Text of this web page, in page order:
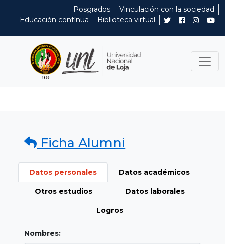
Posgrados
Vinculación con la sociedad
Educación contínua
Biblioteca virtual
Ficha Alumni
Datos personales Datos académicos
Otros estudios Datos laborales
Logros
Nombres: